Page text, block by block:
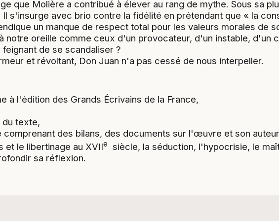
que Molière a contribué à élever au rang de mythe. Sous sa
s'insurge avec brio contre la fidélité en prétendant que « la
un manque de respect total pour les valeurs morales de
notre oreille comme ceux d'un provocateur, d'un instable, d'un
de se scandaliser ?
et révoltant, Don Juan n'a pas cessé de nous interpeller.
à l'édition des Grands Écrivains de la France,
du texte,
comprenant des bilans, des documents sur l'œuvre et son
et le libertinage au XVIIe siècle, la séduction, l'hypocrisie, le
sa réflexion.